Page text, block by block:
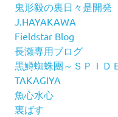
鬼形毅の裏日々是開発
J.HAYAKAWA
Fieldstar Blog
長瀬専用ブログ
黒鱒蜘蛛團～ＳＰＩＤ
TAKAGIYA
魚心水心
裏ばす